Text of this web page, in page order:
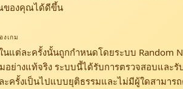
ของคุณได้ดีขึ้น
เกม
แต่ละครั้งนั้นถูกกำหนดโดยระบบ Random
อย่างแท้จริง ระบบนี้ได้รับการตรวจสอบและรั
ครั้งเป็นไปแบบยุติธรรมและไม่มีผู้ใดสามาร